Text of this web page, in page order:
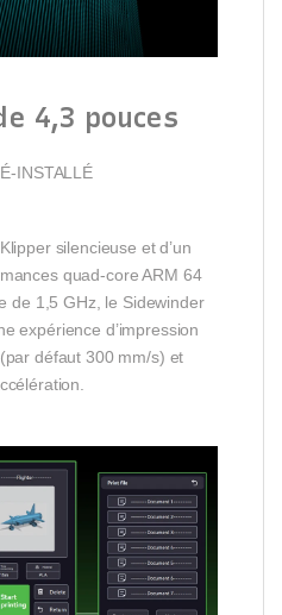
4,3 pouces
INSTALLÉ
silencieuse et d’un
quad-core ARM 64
de 1,5 GHz, le Sidewinder
expérience d’impression
défaut 300 mm/s) et